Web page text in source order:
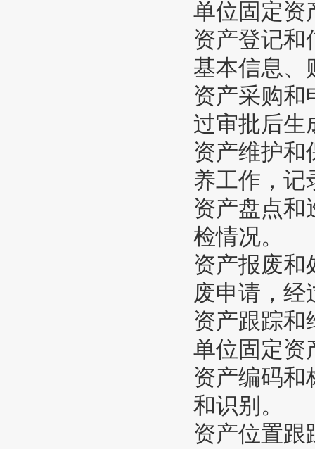
单位固定资
资产登记和
基本信息、
资产采购和
过审批后生
资产维护和
养工作，记
资产盘点和
检情况。
资产报废和
废申请，经
资产跟踪和
单位固定资
资产编码和
和识别。
资产位置跟